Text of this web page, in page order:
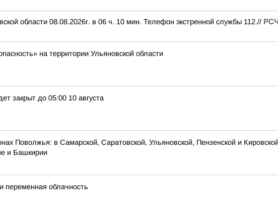
области 08.08.2026г. в 06 ч. 10 мин. Телефон экстренной службы 112.//
на территории Ульяновской области
закрыт до 05:00 10 августа
Поволжья: в Самарской, Саратовской, Ульяновской, Пензенской и
и Башкирии
переменная облачность